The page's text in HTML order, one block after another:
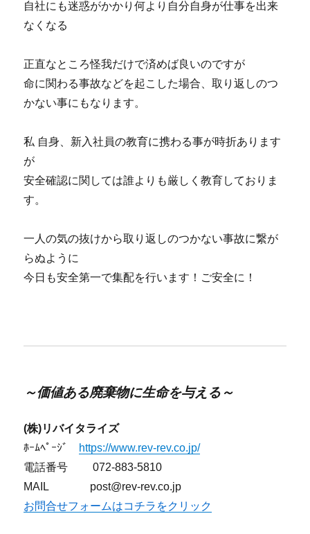
自社にも迷惑がかかり何より自分自身が仕事を出来
なくなる
正直なところ怪我だけで済めば良いのですが
命に関わる事故などを起こした場合、取り返しのつ
かない事にもなります。
私 自身、新入社員の教育に携わる事が時折あります
が
安全確認に関しては誰よりも厳しく教育しておりま
す。
一人の気の抜けから取り返しのつかない事故に繋が
らぬように
今日も安全第一で集配を行います！ご安全に！
～価値ある廃棄物に生命を与える～
(株)リバイタライズ
ﾎｰﾑﾍﾟｰｼﾞ https://www.rev-rev.co.jp/
電話番号 072-883-5810
MAIL post@rev-rev.co.jp
お問合せフォームはコチラをクリック